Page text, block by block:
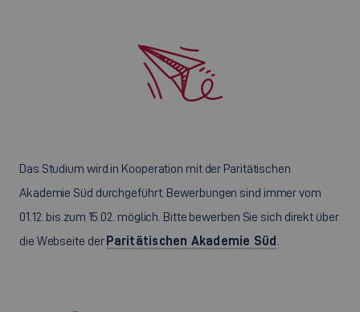
Das Studium wird in Kooperation mit der Paritätischen
Akademie Süd durchgeführt. Bewerbungen sind immer vom
01.12. bis zum 15.02. möglich. Bitte bewerben Sie sich direkt über
die Webseite der Paritätischen Akademie Süd